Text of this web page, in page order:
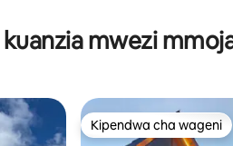
mwezi
Kipendwa cha wageni
Kipendwa cha wageni